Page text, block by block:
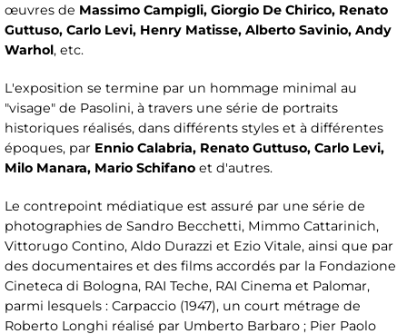
œuvres de Massimo Campigli, Giorgio De Chirico, Renato
Guttuso, Carlo Levi, Henry Matisse, Alberto Savinio, Andy
Warhol, etc.
L'exposition se termine par un hommage minimal au
"visage" de Pasolini, à travers une série de portraits
historiques réalisés, dans différents styles et à différentes
époques, par Ennio Calabria, Renato Guttuso, Carlo Levi,
Milo Manara, Mario Schifano et d'autres.
Le contrepoint médiatique est assuré par une série de
photographies de Sandro Becchetti, Mimmo Cattarinich,
Vittorugo Contino, Aldo Durazzi et Ezio Vitale, ainsi que par
des documentaires et des films accordés par la Fondazione
Cineteca di Bologna, RAI Teche, RAI Cinema et Palomar,
parmi lesquels : Carpaccio (1947), un court métrage de
Roberto Longhi réalisé par Umberto Barbaro ; Pier Paolo